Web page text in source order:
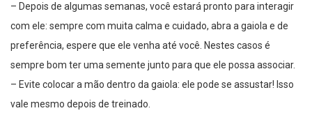
– Depois de algumas semanas, você estará pronto para interagir
com ele: sempre com muita calma e cuidado, abra a gaiola e de
preferência, espere que ele venha até você. Nestes casos é
sempre bom ter uma semente junto para que ele possa associar.
– Evite colocar a mão dentro da gaiola: ele pode se assustar! Isso
vale mesmo depois de treinado.